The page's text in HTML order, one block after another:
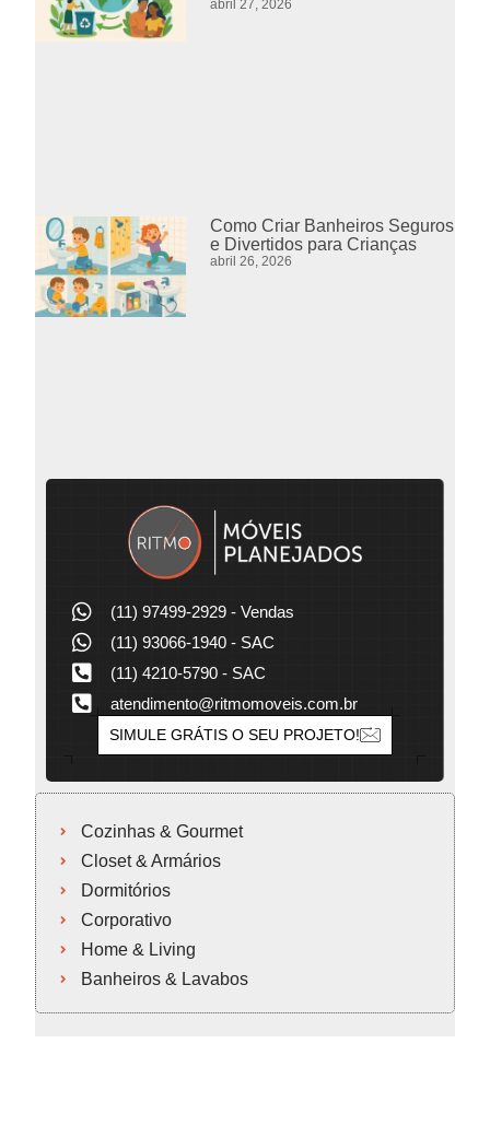
abril 27, 2026
Como Criar Banheiros Seguros
e Divertidos para Crianças
abril 26, 2026
(11) 97499-2929 - Vendas
(11) 93066-1940 - SAC
(11) 4210-5790 - SAC
atendimento@ritmomoveis.com.br
SIMULE GRÁTIS O SEU PROJETO!
Cozinhas & Gourmet
Closet & Armários
Dormitórios
Corporativo
Home & Living
Banheiros & Lavabos